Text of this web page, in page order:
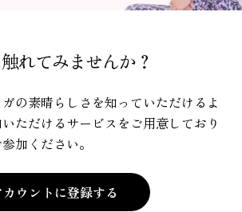
れてみませんか？
の素晴らしさを知っていただけるよ
ただけるサービスをご用意しており
加ください。
ウントに登録する